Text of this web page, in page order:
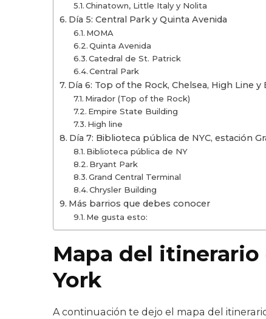
Chinatown, Little Italy y Nolita
Día 5: Central Park y Quinta Avenida
MOMA
Quinta Avenida
Catedral de St. Patrick
Central Park
Día 6: Top of the Rock, Chelsea, High Line y
Mirador (Top of the Rock)
Empire State Building
High line
Día 7: Biblioteca pública de NYC, estación
Biblioteca pública de NY
Bryant Park
Grand Central Terminal
Chrysler Building
Más barrios que debes conocer
Me gusta esto:
Mapa del itinerario
York
A continuación te dejo el mapa del